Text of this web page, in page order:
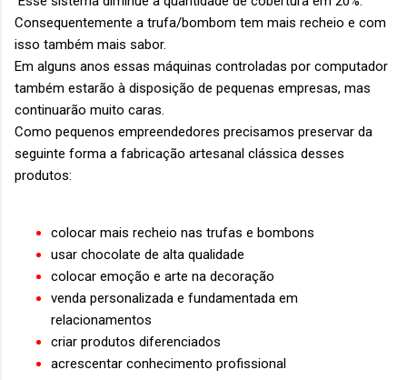
Consequentemente a trufa/bombom tem mais recheio e com
isso também mais sabor.
Em alguns anos essas máquinas controladas por computador
também estarão à disposição de pequenas empresas, mas
continuarão muito caras.
Como pequenos empreendedores precisamos preservar da
seguinte forma a fabricação artesanal clássica desses
produtos:
colocar mais recheio nas trufas e bombons
usar chocolate de alta qualidade
colocar emoção e arte na decoração
venda personalizada e fundamentada em
relacionamentos
criar produtos diferenciados
acrescentar conhecimento profissional